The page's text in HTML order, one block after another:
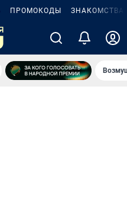
ПРОМОКОДЫ ЗНАКОМСТВА